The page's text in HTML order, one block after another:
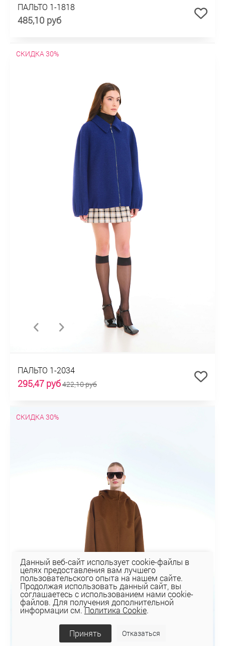
ПАЛЬТО 1-1818
485,10 руб
СКИДКА 30%
ПАЛЬТО 1-2034
295,47 руб422,10 руб
СКИДКА 30%
Данный веб-сайт использует cookie-файлы в
целях предоставления вам лучшего
пользовательского опыта на нашем сайте.
Продолжая использовать данный сайт, вы
соглашаетесь с использованием нами cookie-
файлов. Для получения дополнительной
информации см.Политика Cookie.
Принять Отказаться